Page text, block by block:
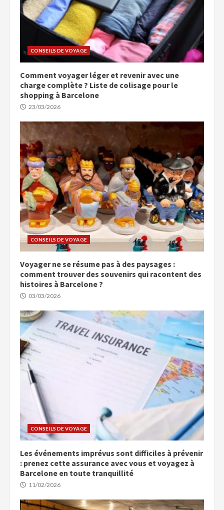
CONSEILS DE VOYAGE
Comment voyager léger et revenir avec une
charge complète ? Liste de colisage pour le
shopping à Barcelone
23/03/2026
CONSEILS DE VOYAGE
Voyager ne se résume pas à des paysages :
comment trouver des souvenirs qui racontent des
histoires à Barcelone ?
03/03/2026
CONSEILS DE VOYAGE
Les événements imprévus sont difficiles à prévenir
: prenez cette assurance avec vous et voyagez à
Barcelone en toute tranquillité
11/02/2026